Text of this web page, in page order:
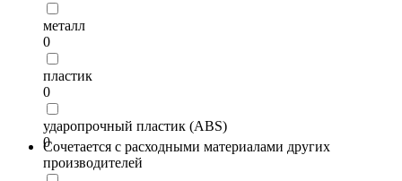
металл
0
пластик
0
ударопрочный пластик (ABS)
0
Сочетается с расходными материалами других
производителей